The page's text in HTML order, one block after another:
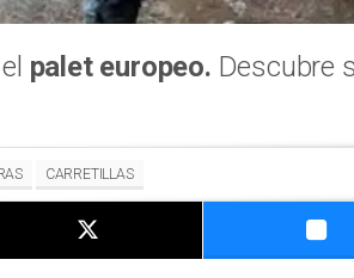
palet europeo. Descubre
CARRETILLAS